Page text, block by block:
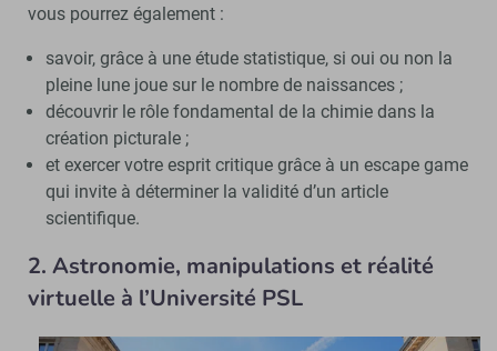
vous pourrez également :
savoir, grâce à une étude statistique, si oui ou non la
pleine lune joue sur le nombre de naissances ;
découvrir le rôle fondamental de la chimie dans la
création picturale ;
et exercer votre esprit critique grâce à un escape game
qui invite à déterminer la validité d’un article
scientifique.
2. Astronomie, manipulations et réalité
virtuelle à l’Université PSL